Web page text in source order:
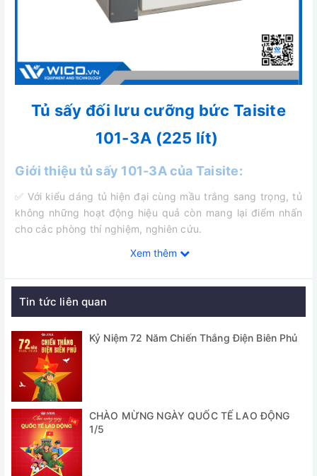
Tủ sấy đối lưu cưỡng bức Taisite
101-3A (225 lít)
Giới thiệu tủ sấy 101-3A của Taisite:
✅ Với kiểu dáng tủ hiện đại cùng mầu trắng sang trọng, tủ
không những hoạt động hiệu quả còn mang lại điểm nhấn
cho các phòng thí nghiệm, nghiên cứu.
✅ Bộ điều khiển PID hiển thị số thân thiện với người dùng,
dàng.
✅ Ngoài ra tủ còn được trang bị chức năng cảnh báo quá
nhiệt giúp quá trình sấy trở nên an toàn với cả người và
mẫu.
Cung cấp bao gồm:
- Tủ sấy 101-3A : 1 chiếc
- Giá để mẫu sấy: 2 chiếc
- Hướng dẫn sử dụng : 1 bộ
Xem thêm
Tin tức liên quan
Kỷ Niệm 72 Năm Chiến Thắng Điện Biên Phủ
CHÀO MỪNG NGÀY QUỐC TẾ LAO ĐỘNG
1/5